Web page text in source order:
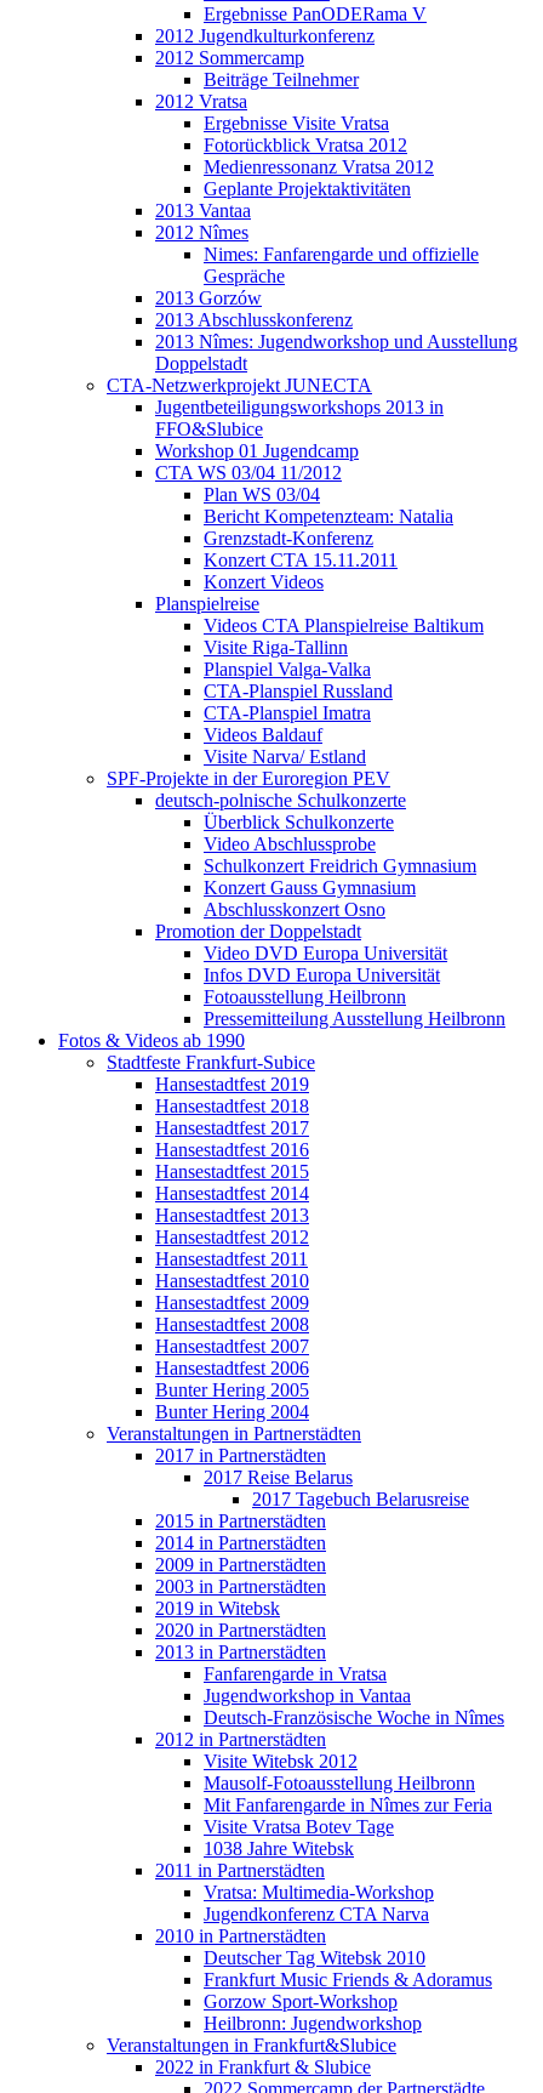
Ergebnisse PanODERama V
2012 Jugendkulturkonferenz
2012 Sommercamp
Beiträge Teilnehmer
2012 Vratsa
Ergebnisse Visite Vratsa
Fotorückblick Vratsa 2012
Medienressonanz Vratsa 2012
Geplante Projektaktivitäten
2013 Vantaa
2012 Nîmes
Nimes: Fanfarengarde und offizielle
Gespräche
2013 Gorzów
2013 Abschlusskonferenz
2013 Nîmes: Jugendworkshop und Ausstellung
Doppelstadt
CTA-Netzwerkprojekt JUNECTA
Jugentbeteiligungsworkshops 2013 in
FFO&Slubice
Workshop 01 Jugendcamp
CTA WS 03/04 11/2012
Plan WS 03/04
Bericht Kompetenzteam: Natalia
Grenzstadt-Konferenz
Konzert CTA 15.11.2011
Konzert Videos
Planspielreise
Videos CTA Planspielreise Baltikum
Visite Riga-Tallinn
Planspiel Valga-Valka
CTA-Planspiel Russland
CTA-Planspiel Imatra
Videos Baldauf
Visite Narva/ Estland
SPF-Projekte in der Euroregion PEV
deutsch-polnische Schulkonzerte
Überblick Schulkonzerte
Video Abschlussprobe
Schulkonzert Freidrich Gymnasium
Konzert Gauss Gymnasium
Abschlusskonzert Osno
Promotion der Doppelstadt
Video DVD Europa Universität
Infos DVD Europa Universität
Fotoausstellung Heilbronn
Pressemitteilung Ausstellung Heilbronn
Fotos & Videos ab 1990
Stadtfeste Frankfurt-Subice
Hansestadtfest 2019
Hansestadtfest 2018
Hansestadtfest 2017
Hansestadtfest 2016
Hansestadtfest 2015
Hansestadtfest 2014
Hansestadtfest 2013
Hansestadtfest 2012
Hansestadtfest 2011
Hansestadtfest 2010
Hansestadtfest 2009
Hansestadtfest 2008
Hansestadtfest 2007
Hansestadtfest 2006
Bunter Hering 2005
Bunter Hering 2004
Veranstaltungen in Partnerstädten
2017 in Partnerstädten
2017 Reise Belarus
2017 Tagebuch Belarusreise
2015 in Partnerstädten
2014 in Partnerstädten
2009 in Partnerstädten
2003 in Partnerstädten
2019 in Witebsk
2020 in Partnerstädten
2013 in Partnerstädten
Fanfarengarde in Vratsa
Jugendworkshop in Vantaa
Deutsch-Französische Woche in Nîmes
2012 in Partnerstädten
Visite Witebsk 2012
Mausolf-Fotoausstellung Heilbronn
Mit Fanfarengarde in Nîmes zur Feria
Visite Vratsa Botev Tage
1038 Jahre Witebsk
2011 in Partnerstädten
Vratsa: Multimedia-Workshop
Jugendkonferenz CTA Narva
2010 in Partnerstädten
Deutscher Tag Witebsk 2010
Frankfurt Music Friends & Adoramus
Gorzow Sport-Workshop
Heilbronn: Jugendworkshop
Veranstaltungen in Frankfurt&Slubice
2022 in Frankfurt & Slubice
2022 Sommercamp der Partnerstädte